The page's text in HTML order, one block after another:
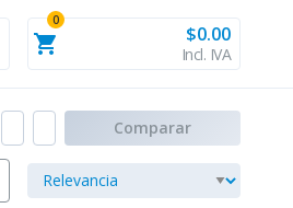
shopping_cart
0
$0.00
Incl. IVA
Comparar